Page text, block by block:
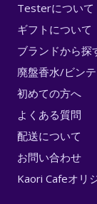
Testerについて
ギフトについて
ブランドから探
廃盤香水/ビン
初めての方へ
よくある質問
配送について
お問い合わせ
Kaori Cafeオリ